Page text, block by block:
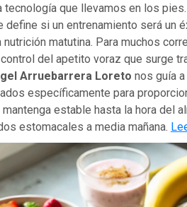
tecnología que llevamos en los
define si un entrenamiento será un
nutrición matutina. Para muchos
del apetito voraz que surge
Arruebarrera Loreto nos guía
específicamente para
estable hasta la hora del
estomacales a media mañana.